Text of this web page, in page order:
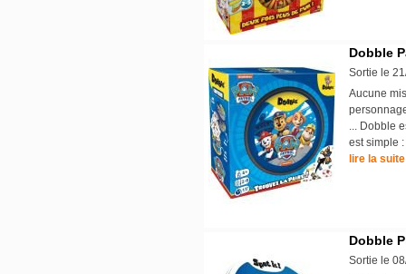
Dobble
Sortie le
Aucune
... Dobble
est simple
lire la suite
Dobble
Sortie le